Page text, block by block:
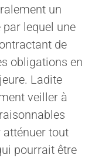
un
lequel une
de
obligations en
Ladite
veiller à
tout
pourrait être